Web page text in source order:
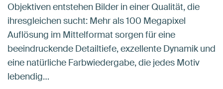
Objektiven entstehen Bilder in einer Qualität, die
ihresgleichen sucht: Mehr als 100 Megapixel
Auflösung im Mittelformat sorgen für eine
beeindruckende Detailtiefe, exzellente Dynamik und
eine natürliche Farbwiedergabe, die jedes Motiv
lebendig…